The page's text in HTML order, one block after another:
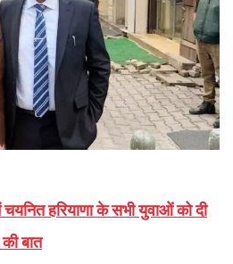
हरियाणा के सभी युवाओं को दी
बात